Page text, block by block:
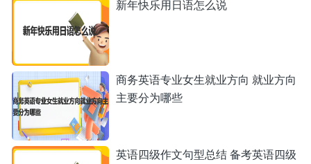
新年快乐用日语怎么说
商务英语专业女生就业方向 就业方向
主要分为哪些
英语四级作文句型总结 备考英语四级